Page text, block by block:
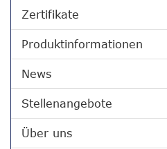
Zertifikate
Produktinformationen
News
Stellenangebote
Über uns